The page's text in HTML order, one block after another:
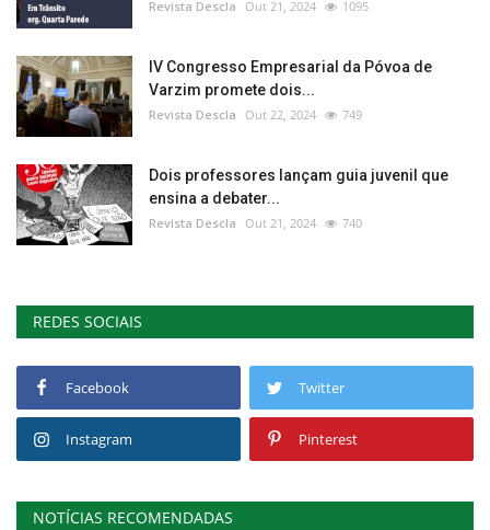
Revista Descla Out 21, 2024 1095
IV Congresso Empresarial da Póvoa de
Varzim promete dois...
Revista Descla Out 22, 2024 749
Dois professores lançam guia juvenil que
ensina a debater...
Revista Descla Out 21, 2024 740
REDES SOCIAIS
Facebook Twitter
Instagram Pinterest
NOTÍCIAS RECOMENDADAS